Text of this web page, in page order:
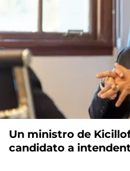
Un ministro de
candidato a